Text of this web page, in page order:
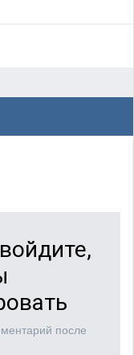
после